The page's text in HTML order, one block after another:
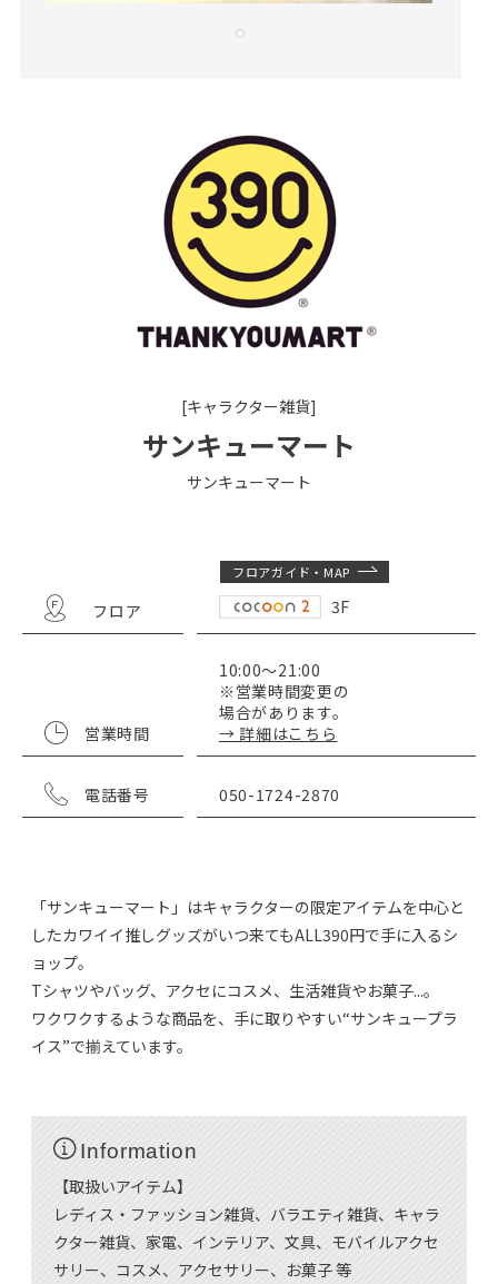
[キャラクター雑貨]
サンキューマート
サンキューマート
フロア
フロアガイド・MAP
3F
営業時間
10:00～21:00
※営業時間変更の
場合があります。
→ 詳細はこちら
電話番号 050-1724-2870
「サンキューマート」はキャラクターの限定アイテムを中心と
したカワイイ推しグッズがいつ来てもALL390円で手に入るシ
ョップ。
Tシャツやバッグ、アクセにコスメ、生活雑貨やお菓子...。
ワクワクするような商品を、手に取りやすい“サンキュープラ
イス”で揃えています。
Information
【取扱いアイテム】
レディス・ファッション雑貨、バラエティ雑貨、キャラ
クター雑貨、家電、インテリア、文具、モバイルアクセ
サリー、コスメ、アクセサリー、お菓子 等